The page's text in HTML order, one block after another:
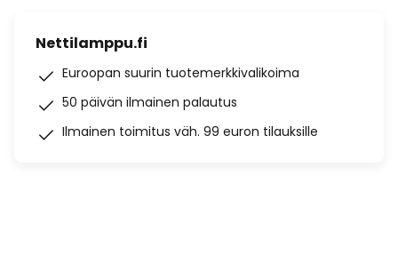
Nettilamppu.fi
Euroopan suurin tuotemerkkivalikoima
50 päivän ilmainen palautus
Ilmainen toimitus väh. 99 euron tilauksille